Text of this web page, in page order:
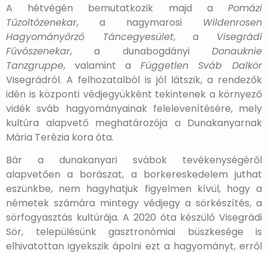
A hétvégén bemutatkozik majd a Pomázi
Tűzoltózenekar, a nagymarosi Wildenrosen
Hagyományőrző Táncegyesület, a Visegrádi
Fúvószenekar, a dunabogdányi Donauknie
Tanzgruppe, valamint a Független Sváb Dalkör
Visegrádról. A felhozatalból is jól látszik, a rendezők
idén is központi védjegyükként tekintenek a környező
vidék sváb hagyományainak felelevenítésére, mely
kultúra alapvető meghatározója a Dunakanyarnak
Mária Terézia kora óta.
Bár a dunakanyari svábok tevékenységéről
alapvetően a borászat, a borkereskedelem juthat
eszünkbe, nem hagyhatjuk figyelmen kívül, hogy a
németek számára mintegy védjegy a sörkészítés, a
sörfogyasztás kultúrája. A 2020 óta készülő Visegrádi
Sör, településünk gasztronómiai büszkesége is
elhivatottan igyekszik ápolni ezt a hagyományt, erről